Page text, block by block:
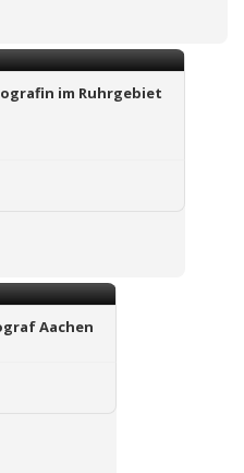
im Ruhrgebiet
Aachen